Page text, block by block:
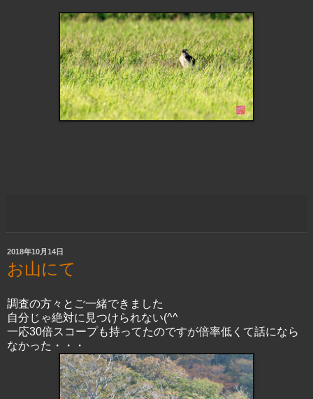
2018年10月14日
お山にて
調査の方々とご一緒できました
自分じゃ絶対に見つけられない(^^ゞ
一応30倍スコープも持ってたのですが倍率低くて話になら
なかった・・・